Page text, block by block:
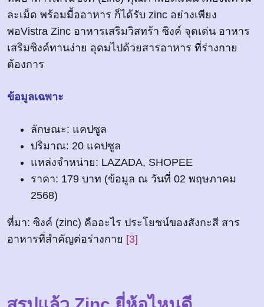
ละเม็ด พร้อมมื้ออาหาร ก็ได้รับ zinc อย่างเพียง
พอVistra Zinc อาหารเสริมวิสทร้า ซิงค์ จุดเด่น อาหาร
เสริมซิงค์ทานง่าย อุดมไปด้วยสารอาหาร ที่ร่างกาย
ต้องการ
ข้อมูลเฉพาะ
ลักษณะ: แคปซูล
ปริมาณ: 20 แคปซูล
แหล่งจำหน่าย: LAZADA, SHOPEE
ราคา: 179 บาท (ข้อมูล ณ วันที่ 02 พฤษภาคม
2568)
ที่มา: ซิงค์ (zinc) คืออะไร ประโยชน์ของสังกะสี สาร
อาหารที่สำคัญต่อร่างกาย [3]